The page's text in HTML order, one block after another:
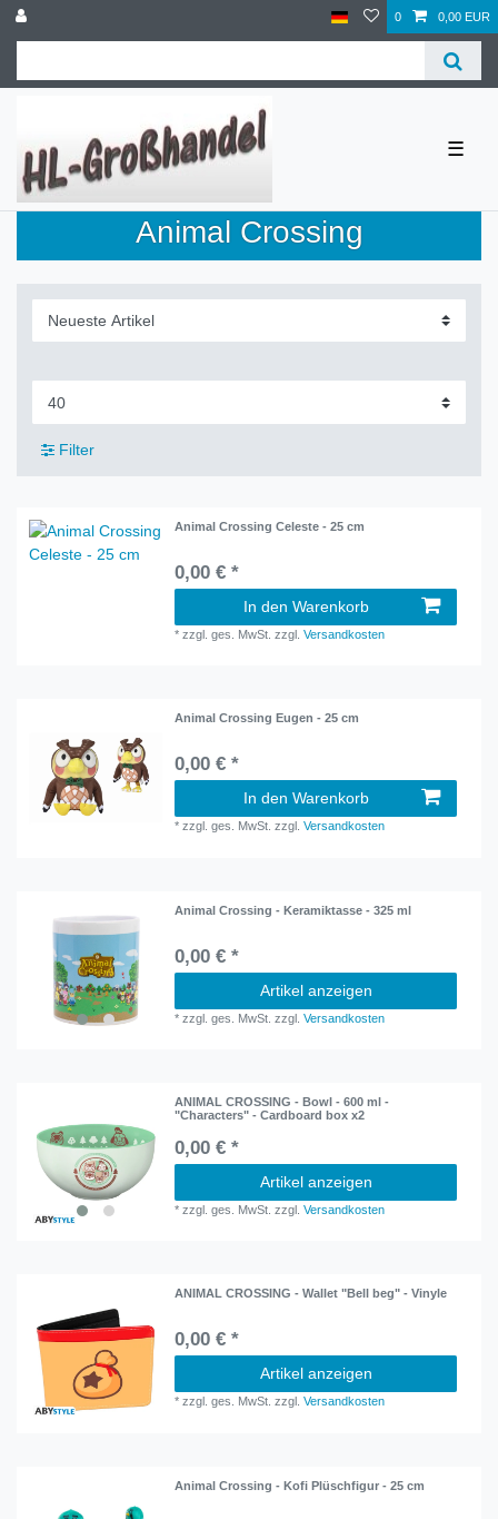
0 0,00 EUR
☰
Animal Crossing
Filter
Animal Crossing Celeste - 25 cm
0,00 € *
In den Warenkorb
*zzgl. ges. MwSt. zzgl.Versandkosten
Animal Crossing Eugen - 25 cm
0,00 € *
In den Warenkorb
*zzgl. ges. MwSt. zzgl.Versandkosten
Animal Crossing - Keramiktasse - 325 ml
0,00 € *
Artikel anzeigen
*zzgl. ges. MwSt. zzgl.Versandkosten
ANIMAL CROSSING - Bowl - 600 ml -
"Characters" - Cardboard box x2
0,00 € *
Artikel anzeigen
*zzgl. ges. MwSt. zzgl.Versandkosten
ANIMAL CROSSING - Wallet "Bell beg" - Vinyle
0,00 € *
Artikel anzeigen
*zzgl. ges. MwSt. zzgl.Versandkosten
Animal Crossing - Kofi Plüschfigur - 25 cm